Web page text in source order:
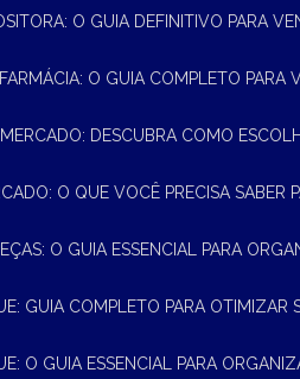
O GUIA DEFINITIVO PARA
O GUIA COMPLETO PARA
MERCADO: DESCUBRA COMO
O QUE VOCÊ PRECISA SABER
O GUIA ESSENCIAL PARA
GUIA COMPLETO PARA OTIMIZAR
O GUIA ESSENCIAL PARA